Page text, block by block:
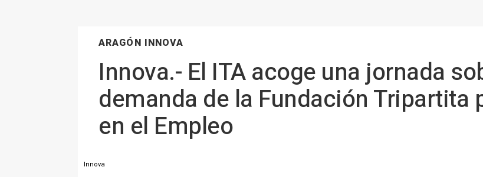
ARAGÓN INNOVA
Innova.- El ITA acoge una jornada
demanda de la Fundación Tripartita
en el Empleo
Innova